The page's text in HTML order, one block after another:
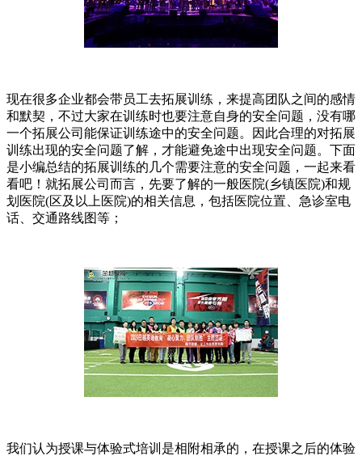
现在很多企业都会带员工去拓展训练，来提高团队之间的感情
和默契，不过大家在训练时也要注意自身的安全问题，没有哪
一个拓展公司能保证训练途中的安全问题。因此合理的对拓展
训练出现的安全问题了解，才能避免途中出现安全问题。下面
是小编总结的拓展训练的几个需要注意的安全问题，一起来看
看吧！就拓展公司而言，先要了解的一般医院(乡镇医院)和规
划医院(区及以上医院)的相关信息，包括医院位置、急诊室电
话、交通路线图等；
我们认为授课与体验式培训是相附相承的，在授课之后的体验